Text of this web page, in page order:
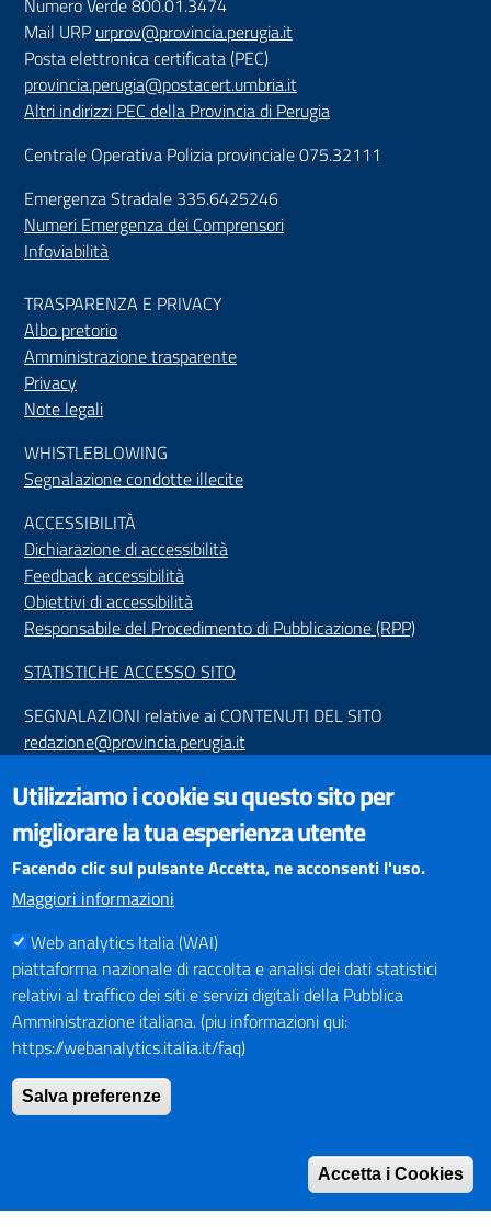
Numero Verde 800.01.3474
Mail URP urprov@provincia.perugia.it
Posta elettronica certificata (PEC)
provincia.perugia@postacert.umbria.it
Altri indirizzi PEC della Provincia di Perugia
Centrale Operativa Polizia provinciale 075.32111
Emergenza Stradale 335.6425246
Numeri Emergenza dei Comprensori
Infoviabilità
TRASPARENZA E PRIVACY
Albo pretorio
Amministrazione trasparente
Privacy
Note legali
WHISTLEBLOWING
Segnalazione condotte illecite
ACCESSIBILITÀ
Dichiarazione di accessibilità
Feedback accessibilità
Obiettivi di accessibilità
Responsabile del Procedimento di Pubblicazione (RPP)
STATISTICHE ACCESSO SITO
SEGNALAZIONI relative ai CONTENUTI DEL SITO
redazione@provincia.perugia.it
VISUALIZZAZIONE CONTENUTI
Il sito internet della Provincia di Perugia è ottimizzato per
essere visualizzato dai principali browser aggiornati. L'uso di
browser non aggiornati può creare problemi di visualizzazione
dei contenuti.
PAGAMENTI
SOCIAL NETWORKS
Pagina Facebook
Profilo Instagram
PNRR (Piano Nazionale di Ripresa e Resilienza)
Utilizziamo i cookie su questo sito per
migliorare la tua esperienza utente
Facendo clic sul pulsante Accetta, ne acconsenti l'uso.
Maggiori informazioni
Web analytics Italia (WAI)
piattaforma nazionale di raccolta e analisi dei dati statistici
relativi al traffico dei siti e servizi digitali della Pubblica
Amministrazione italiana. (piu informazioni qui:
https://webanalytics.italia.it/faq)
Salva preferenze
Accetta i Cookies